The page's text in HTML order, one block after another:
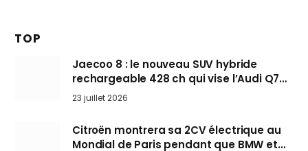
TOP
Jaecoo 8 : le nouveau SUV hybride
rechargeable 428 ch qui vise l’Audi Q7
arrive en Europe cet automne
23 juillet 2026
Citroën montrera sa 2CV électrique au
Mondial de Paris pendant que BMW et